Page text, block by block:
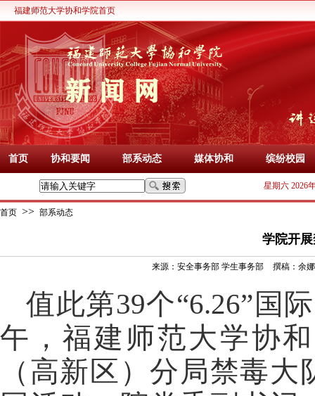
福建师范大学协和学院首页
首页 协和要闻 部系动态 媒体协和 缤纷校园
星期六 2026
首页 >> 部系动态
学院开
来源： 安全事务部 学生事务部 撰稿： 余
值此第39个“6.26”国
午，福建师范大学协
（高新区）分局禁毒